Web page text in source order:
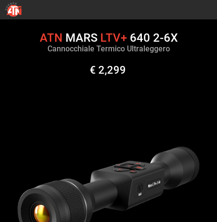
ATN MARS LTV+640 2-6X
Cannocchiale Termico Ultraleggero
€ 2,299